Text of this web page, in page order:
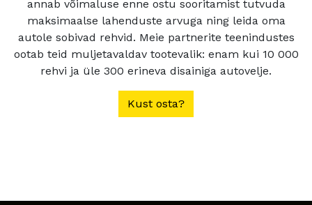
annab võimaluse enne ostu sooritamist tutvuda
maksimaalse lahenduste arvuga ning leida oma
autole sobivad rehvid. Meie partnerite teenindustes
ootab teid muljetavaldav tootevalik: enam kui 10 000
rehvi ja üle 300 erineva disainiga autovelje.
Kust osta?